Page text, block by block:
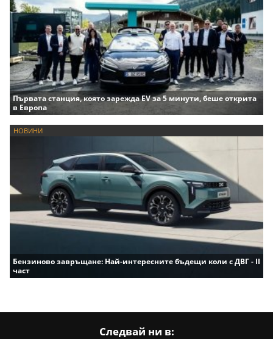
Първата станция, която зарежда EV за 5 минути, беше открита
в Европа
НОВИНИ
Бензиново завръщане: Най-интересните бъдещи коли с ДВГ - II
част
Следвай ни в: